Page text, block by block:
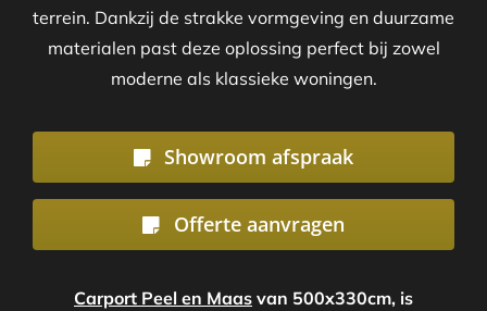
terrein. Dankzij de strakke vormgeving en duurzame
materialen past deze oplossing perfect bij zowel
moderne als klassieke woningen.
Showroom afspraak
Offerte aanvragen
Carport Peel en Maas van 500x330cm, is